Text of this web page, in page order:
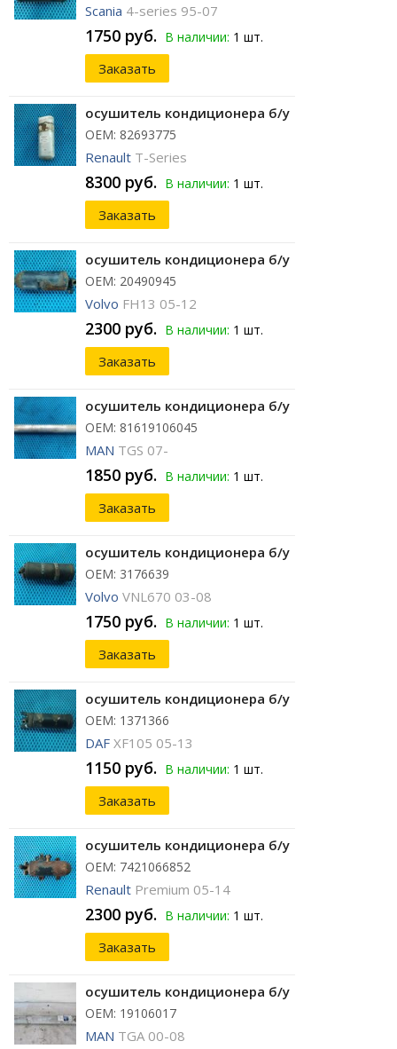
Scania 4-series 95-07
1750 руб. В наличии: 1 шт.
Заказать
осушитель кондиционера б/у
ОЕМ: 82693775
Renault T-Series
8300 руб. В наличии: 1 шт.
Заказать
осушитель кондиционера б/у
ОЕМ: 20490945
Volvo FH13 05-12
2300 руб. В наличии: 1 шт.
Заказать
осушитель кондиционера б/у
ОЕМ: 81619106045
MAN TGS 07-
1850 руб. В наличии: 1 шт.
Заказать
осушитель кондиционера б/у
ОЕМ: 3176639
Volvo VNL670 03-08
1750 руб. В наличии: 1 шт.
Заказать
осушитель кондиционера б/у
ОЕМ: 1371366
DAF XF105 05-13
1150 руб. В наличии: 1 шт.
Заказать
осушитель кондиционера б/у
ОЕМ: 7421066852
Renault Premium 05-14
2300 руб. В наличии: 1 шт.
Заказать
осушитель кондиционера б/у
ОЕМ: 19106017
MAN TGA 00-08